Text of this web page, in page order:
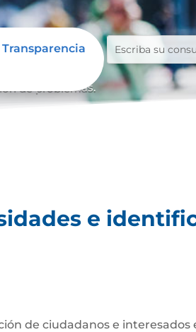
Transparencia
de problemas.
e
de ciudadanos e interesados